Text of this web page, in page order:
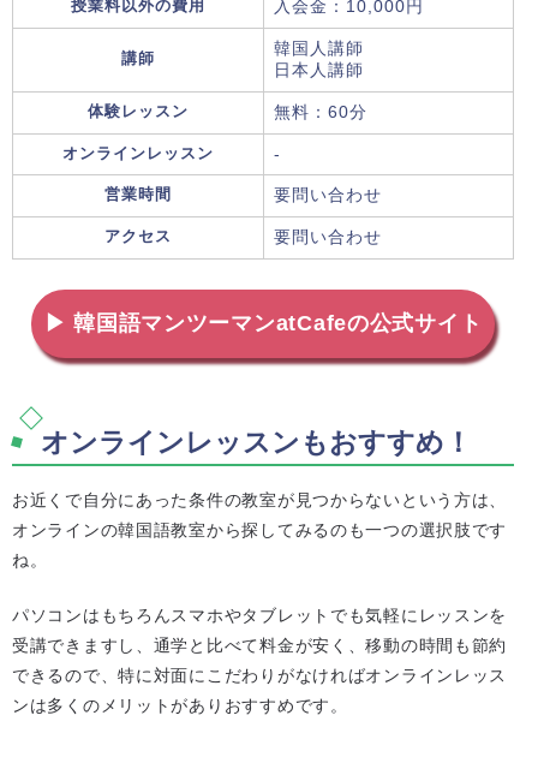
授業料以外の費用 入会金：10,000円
講師
韓国人講師
日本人講師
体験レッスン 無料：60分
オンラインレッスン -
営業時間 要問い合わせ
アクセス 要問い合わせ
▶ 韓国語マンツーマンatCafeの公式サイト
オンラインレッスンもおすすめ！
お近くで自分にあった条件の教室が見つからないという方は、
オンラインの韓国語教室から探してみるのも一つの選択肢です
ね。
パソコンはもちろんスマホやタブレットでも気軽にレッスンを
受講できますし、通学と比べて料金が安く、移動の時間も節約
できるので、特に対面にこだわりがなければオンラインレッス
ンは多くのメリットがありおすすめです。